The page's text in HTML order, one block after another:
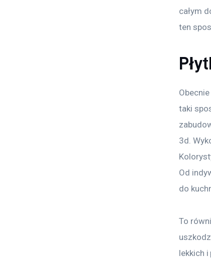
całym
ten
taki
3d.
Od
do
To
lekkich